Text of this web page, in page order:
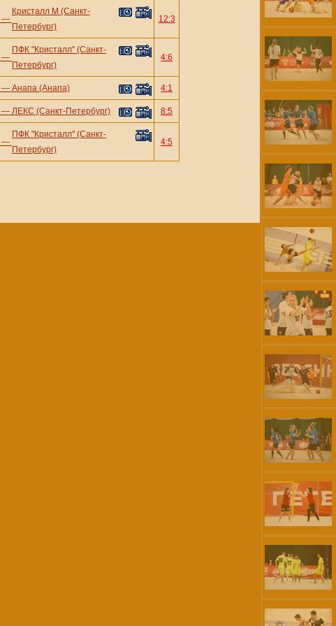
—
Кристалл М (Санкт-
Петербург)
12:3
—
ПФК "Кристалл" (Санкт-
Петербург)
4:6
— Анапа (Анапа) 4:1
— ЛЕКС (Санкт-Петербург) 8:5
—
ПФК "Кристалл" (Санкт-
Петербург)
4:5